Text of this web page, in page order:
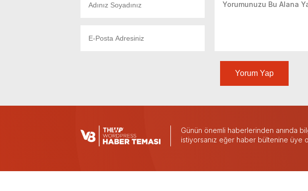
Yorum Yap
Günün önemli haberlerinden anında
istiyorsanız eğer haber bültenine üye